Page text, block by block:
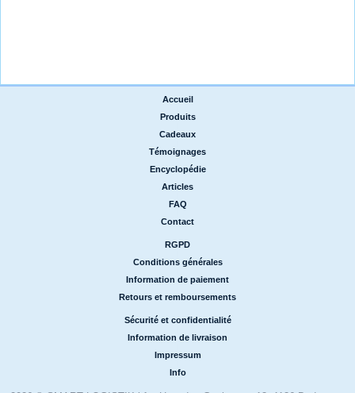
Accueil
Produits
Cadeaux
Témoignages
Encyclopédie
Articles
FAQ
Contact
RGPD
Conditions générales
Information de paiement
Retours et remboursements
Sécurité et confidentialité
Information de livraison
Impressum
Info